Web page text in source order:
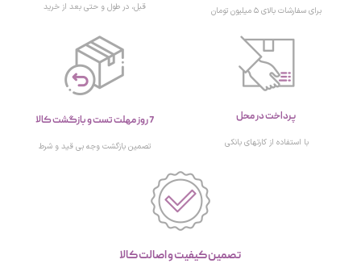
برای سفارشات بالای ۵ میلیون تومان قبل، در طول و حتی بعد از خرید
پرداخت در محل
با استفاده از کارتهای بانکی
7 روز مهلت تست و بازگشت کالا
تصمین بازگشت وجه بی قید و شرط
تصمین کیفیت و اصالت کالا